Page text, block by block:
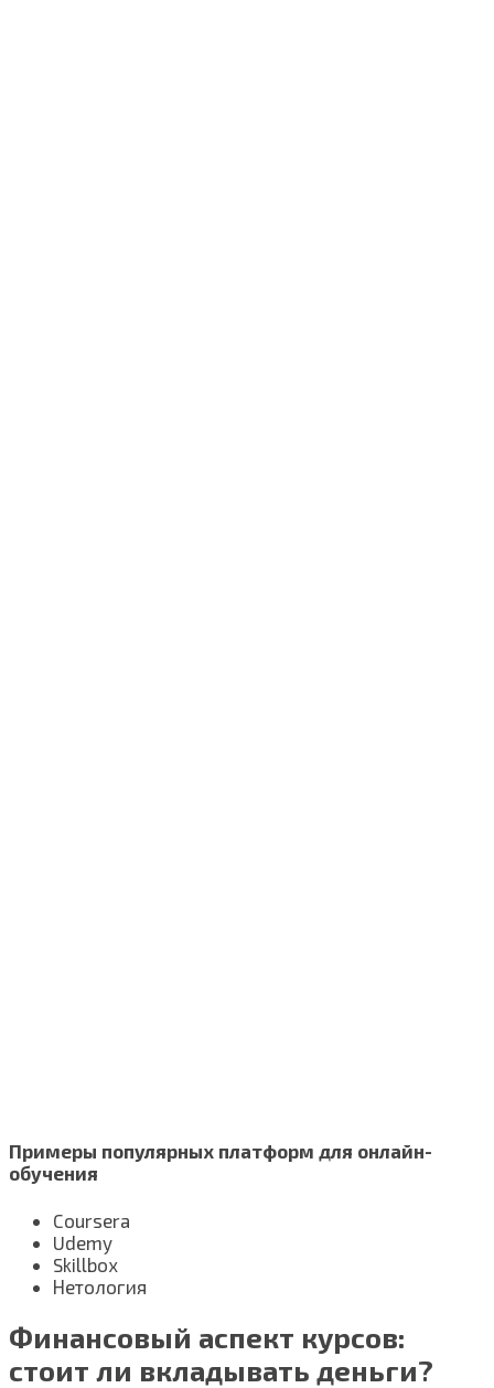
Примеры популярных платформ для онлайн-
обучения
Coursera
Udemy
Skillbox
Нетология
Финансовый аспект курсов:
стоит ли вкладывать деньги?